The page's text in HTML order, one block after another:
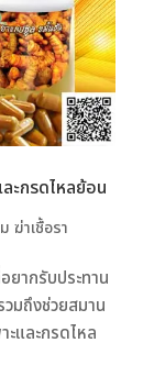
ะกรดไหลย้อน
ฆ่าเชื้อรา
ากรับประทาน
มถึงช่วยสมาน
ะและกรดไหล